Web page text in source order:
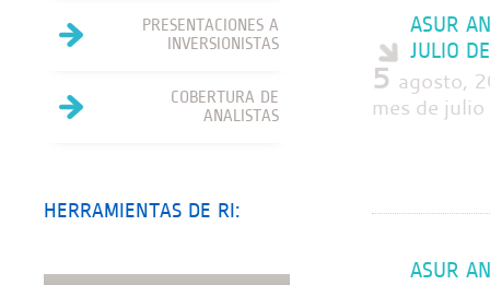
ASUR
JULIO
5 agosto,
mes de
ASUR
PRESENTACIONES A
INVERSIONISTAS
COBERTURA DE
ANALISTAS
HERRAMIENTAS DE RI: